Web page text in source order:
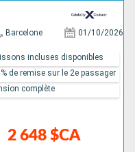
Barcelone 01/10/2026
2 648 $CA
incluses disponibles
de remise sur le 2e passager
complète